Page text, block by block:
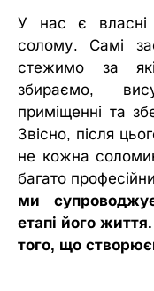
У нас є власні
солому. Самі
стежимо за
збираємо,
приміщенні та
Звісно, після
не кожна
багато
ми
етапі його
того, що